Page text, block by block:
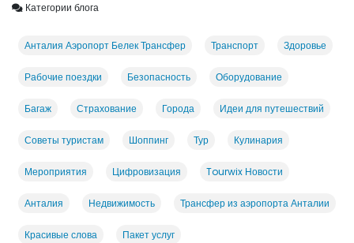
Категории блога
Анталия Аэропорт Белек Трансфер Транспорт Здоровье
Рабочие поездки Безопасность Оборудование
Багаж Страхование Города Идеи для путешествий
Советы туристам Шоппинг Тур Кулинария
Мероприятия Цифровизация Tourwix Новости
Анталия Недвижимость Трансфер из аэропорта Анталии
Красивые слова Пакет услуг